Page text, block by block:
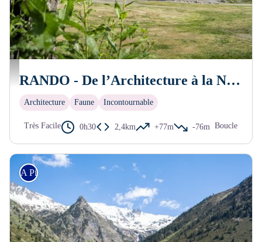
RANDO - De l’Architecture à la Nature
Architecture Faune Incontournable
Très Facile 0h30 2,4km +77m -76m Boucle
A Pied